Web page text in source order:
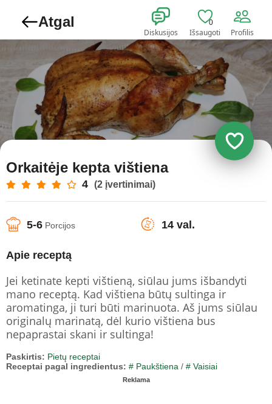
Atgal
Diskusijos
0
Išsaugoti Profilis
Orkaitėje kepta vištiena
4 (2 įvertinimai)
5-6 Porcijos 14 val.
Apie receptą
Jei ketinate kepti vištieną, siūlau jums išbandyti
mano receptą. Kad vištiena būtų sultinga ir
aromatinga, ji turi būti marinuota. Aš jums siūlau
originalų marinatą, dėl kurio vištiena bus
nepaprastai skani ir sultinga!
Paskirtis: Pietų receptai
Receptai pagal ingredientus: # Paukštiena / # Vaisiai
Reklama